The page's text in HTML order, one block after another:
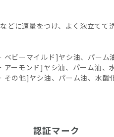
どに適量をつけ、よく泡立てて
ベビーマイルド]ヤシ油、パー
アーモンド]ヤシ油、パーム油
その他]ヤシ油、パーム油、水
認証マーク